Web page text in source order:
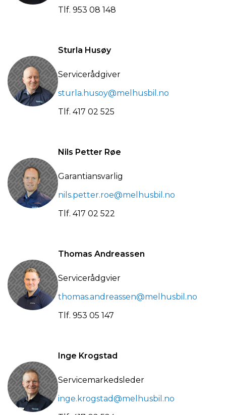
Tlf. 953 08 148
Sturla Husøy
Servicerådgiver
sturla.husoy@melhusbil.no
Tlf. 417 02 525
Nils Petter Røe
Garantiansvarlig
nils.petter.roe@melhusbil.no
Tlf. 417 02 522
Thomas Andreassen
Servicerådgvier
thomas.andreassen@melhusbil.no
Tlf. 953 05 147
Inge Krogstad
Servicemarkedsleder
inge.krogstad@melhusbil.no